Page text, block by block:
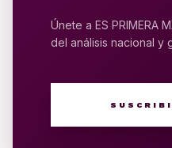
Únete a ES PRIMERA
del análisis nacional y